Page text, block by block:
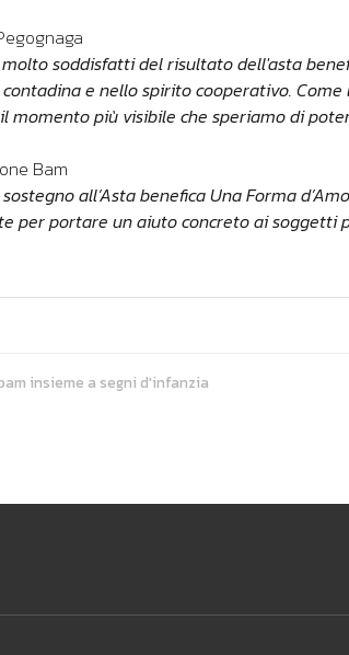
soddisfatti del risultato dell'asta
e nello spirito cooperativo.
momento più visibile che speriamo di
Bam
all’Asta benefica Una Forma
portare un aiuto concreto ai soggetti
insieme a segni d'infanzia